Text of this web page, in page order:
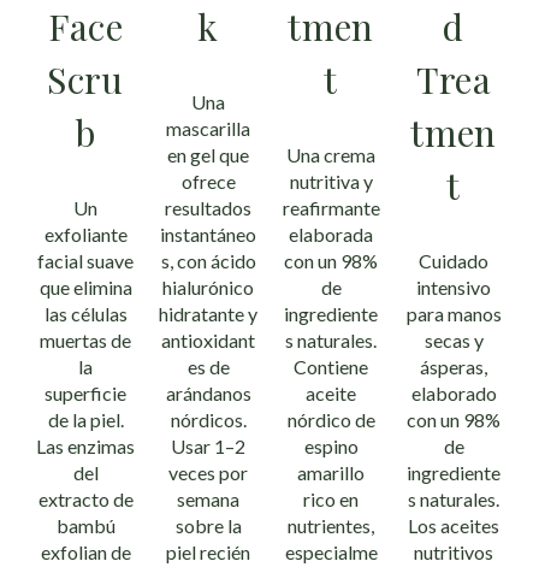
Face
Scru
b
Un
exfoliante
facial suave
que elimina
las células
muertas de
la
superficie
de la piel.
Las enzimas
del
extracto de
bambú
exfolian de
k
Una
mascarilla
en gel que
ofrece
resultados
instantáneo
s, con ácido
hialurónico
hidratante y
antioxidant
es de
arándanos
nórdicos.
Usar 1–2
veces por
semana
sobre la
piel recién
tmen
t
Una crema
nutritiva y
reafirmante
elaborada
con un 98%
de
ingrediente
s naturales.
Contiene
aceite
nórdico de
espino
amarillo
rico en
nutrientes,
especialme
d
Trea
tmen
t
Cuidado
intensivo
para manos
secas y
ásperas,
elaborado
con un 98%
de
ingrediente
s naturales.
Los aceites
nutritivos